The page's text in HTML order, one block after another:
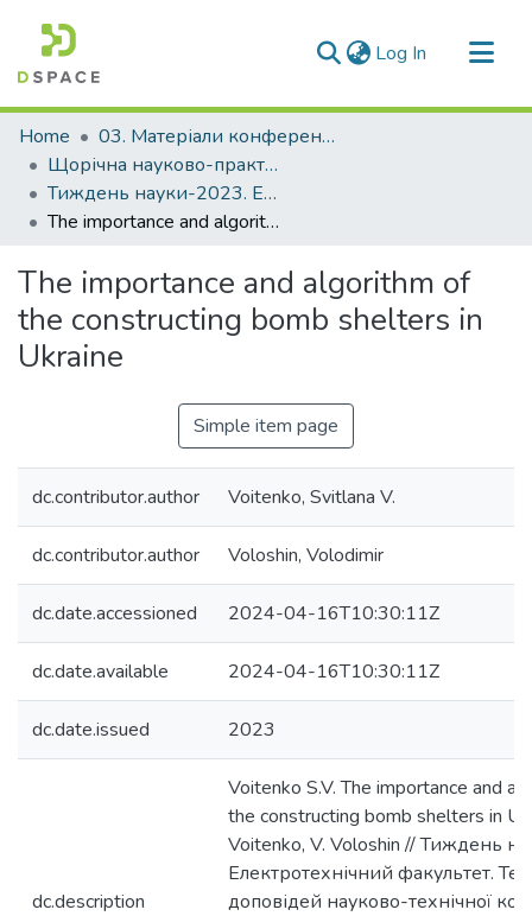
Log In (current)
Communities & Collections
All of DSpace
Statistics
Home
03. Матеріали конференцій та семінарів
Щорічна науково-практична конференція «Тиждень науки»
Тиждень науки-2023. Електротехнічний факультет
The importance and algorithm of the constructing bomb shelters in Ukraine
The importance and algorithm of
the constructing bomb shelters in
Ukraine
Simple item page
dc.contributor.author Voitenko, Svitlana V.
dc.contributor.author Voloshin, Volodimir
dc.date.accessioned 2024-04-16T10:30:11Z
dc.date.available 2024-04-16T10:30:11Z
dc.date.issued 2023
dc.description
Voitenko S.V. The importance and
the constructing bomb shelters in
Voitenko, V. Voloshin // Тиждень
Електротехнічний факультет.
доповідей науково-технічної